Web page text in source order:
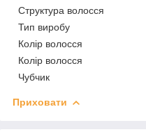
Структура волосся
Тип виробу
Колір волосся
Колір волосся
Чубчик
Приховати